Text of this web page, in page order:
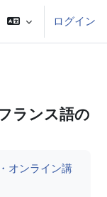
ログイン
ランス語の
オンライン講